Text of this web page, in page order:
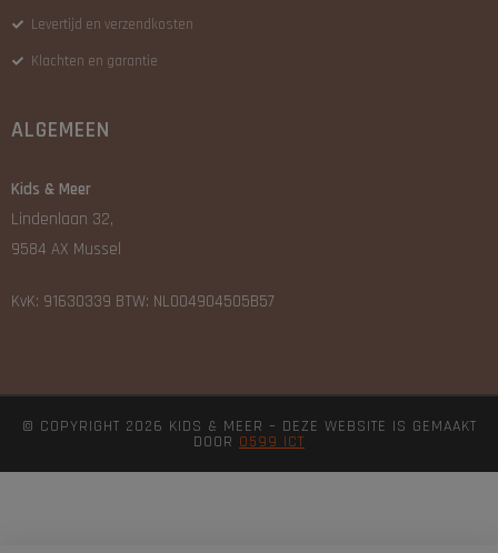
Levertijd en verzendkosten
Klachten en garantie
ALGEMEEN
Kids & Meer
Lindenlaan 32,
9584 AX Mussel
KvK: 91630339 BTW: NL004904505B57
© COPYRIGHT 2026 KIDS & MEER – DEZE WEBSITE IS GEMAAKT
DOOR 0599 ICT